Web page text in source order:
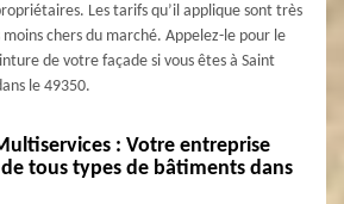
Les tarifs qu’il applique sont très
moins chers du marché. Appelez-le pour le
de votre façade si vous êtes à Saint
le 49350.
: Votre entreprise
tous types de bâtiments dans